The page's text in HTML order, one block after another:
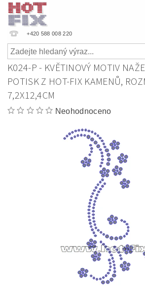
+420 588 008 220
K024-P - KVĚTINOVÝ MOTIV
POTISK Z HOT-FIX KAMENŮ,
7,2X12,4CM
Neohodnoceno